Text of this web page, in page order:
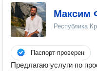
Максим
Республика
Паспорт проверен
Предлагаю услуги по